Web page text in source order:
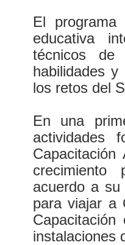
El programa
educativa
técnicos de
habilidades
los retos del
En una
actividades
crecimiento
acuerdo a su
para viajar a
instalaciones